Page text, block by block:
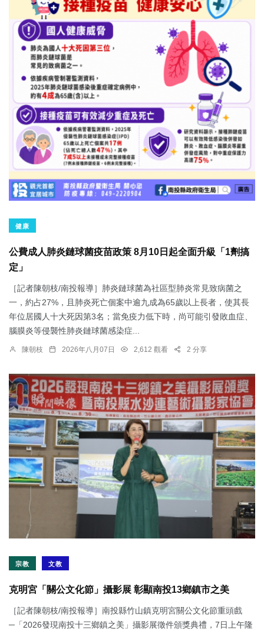
健康
公費成人肺炎鏈球菌疫苗政策 8月10日起全面升級「1劑搞
定」
［記者陳朝枝/南投報導］肺炎鏈球菌為社區型肺炎常見致病菌之
一，約占27%，且肺炎死亡個案中逾九成為65歲以上長者，使其長
年位居國人十大死因第3名；當免疫力低下時，尚可能引發敗血症、
腦膜炎等侵襲性肺炎鏈球菌感染症...
陳朝枝 2026年八月07日 2,612 觀看 2 分享
宗教 文教
克明宮「關公文化節」攝影展 彰顯南投13鄉鎮市之美
［記者陳朝枝/南投報導］南投縣竹山鎮克明宮關公文化節重頭戲
─「2026發現南投十三鄉鎮之美」攝影展徵件頒獎典禮，7日上午隆